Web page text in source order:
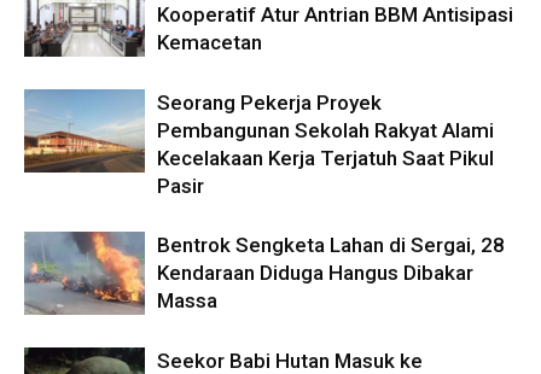
Kooperatif Atur Antrian BBM Antisipasi
Kemacetan
Seorang Pekerja Proyek
Pembangunan Sekolah Rakyat Alami
Kecelakaan Kerja Terjatuh Saat Pikul
Pasir
Bentrok Sengketa Lahan di Sergai, 28
Kendaraan Diduga Hangus Dibakar
Massa
Seekor Babi Hutan Masuk ke